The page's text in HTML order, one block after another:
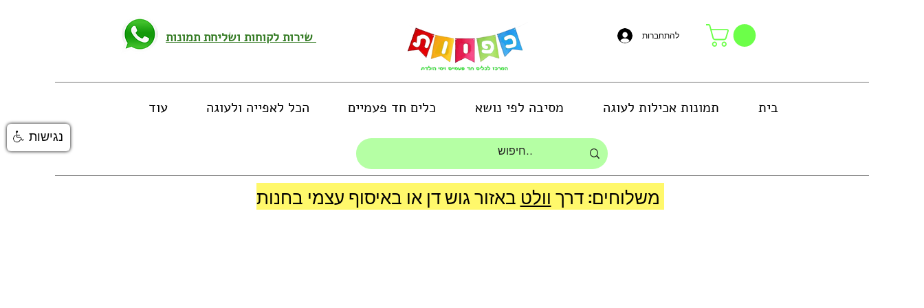
להתחברות
בית תמונות אכילות לעוגה מסיבה לפי נושא כלים חד פעמיים הכל לאפייה ולעוגה עוד
משלוחים: דרך וולט
נגישות